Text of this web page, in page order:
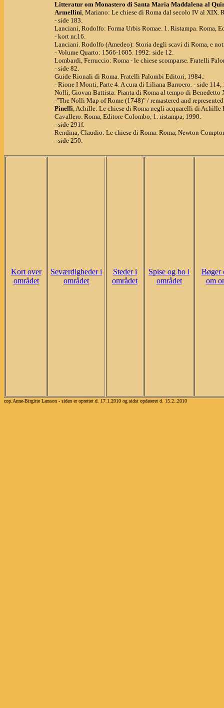
Litteratur om Monastero di Santa Maria Maddalena al
Armellini, Mariano: Le chiese di Roma dal secolo IV al XIX.
- side 183.
Lanciani, Rodolfo: Forma Urbis Romae. 1. Ristampa. Roma,
- kort nr.16.
Lanciani. Rodolfo (Amedeo): Storia degli scavi di Roma, e
- Volume Quarto: 1566-1605. 1992: side 12.
Lombardi, Ferruccio: Roma - le chiese scomparse. Fratelli
- side 82.
Guide Rionali di Roma. Fratelli Palombi Editori, 1984.:
- Rione I Monti, Parte 4. A cura di Liliana Barroero. - side 114,
Nolli, Giovan Battista: Pianta di Roma al tempo di Benedetto
-"The Nolli Map of Rome (1748)" / remastered and
Pinelli, Achille: Le chiese di Roma negli acquarelli di
Cavallero. Roma, Editore Colombo, 1. ristampa, 1990.
- side 291f.
Rendina, Claudio: Le chiese di Roma. Roma, Newton
- side 250.
Kort over
området
Seværdigheder i
området
Steder i
området
Spise og bo i
området
Bøger
om
cop.Anne-Birgitte Larsson - siden er oprettet d. 17.1.2010 og sidst opdateret d. 15.2..2010